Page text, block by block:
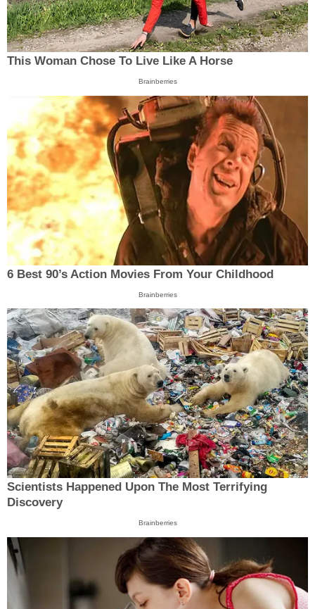
This Woman Chose To Live Like A Horse
Brainberries
6 Best 90’s Action Movies From Your Childhood
Brainberries
Scientists Happened Upon The Most Terrifying
Discovery
Brainberries